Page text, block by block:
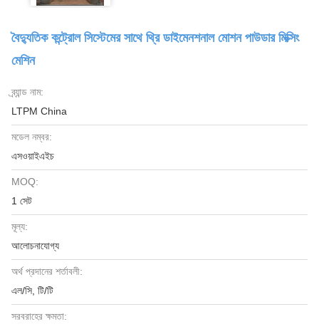
বৈদ্যুতিক কন্ট্রোল সিস্টেমের সাথে থ্রি ডাইমেনশনাল মোশন পাউডার মিক্সিং
মেশিন
ব্র্যান্ড নাম:
LTPM China
মডেল নম্বর:
এসওয়াইএইচ
MOQ:
1 সেট
মূল্য:
আলোচনাযোগ্য
অর্থ প্রদানের শর্তাবলী:
এল/সি, টি/টি
সরবরাহের ক্ষমতা: